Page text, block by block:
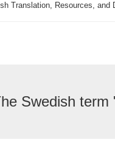
Translation, Resources, and
Swedish term